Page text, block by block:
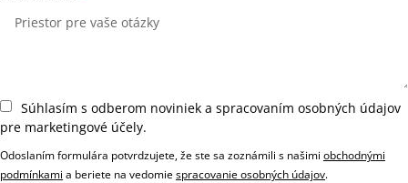
Súhlasím s odberom noviniek a spracovaním osobných údajov
pre marketingové účely.
Odoslaním formulára potvrdzujete, že ste sa zoznámili s našimi obchodnými
podmínkami a beriete na vedomiespracovanie osobných údajov.